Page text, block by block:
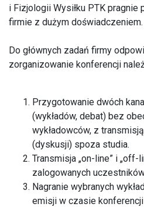
i Fizjologii Wysiłku PTK
firmie z dużym doświadczeniem.
Do głównych zadań firmy
zorganizowanie konferencji
Przygotowanie dwóch
(wykładów, debat) bez
wykładowców, z
(dyskusji) spoza studia.
Transmisja „on-line” i
zalogowanych
Nagranie wybranych
emisji w czasie